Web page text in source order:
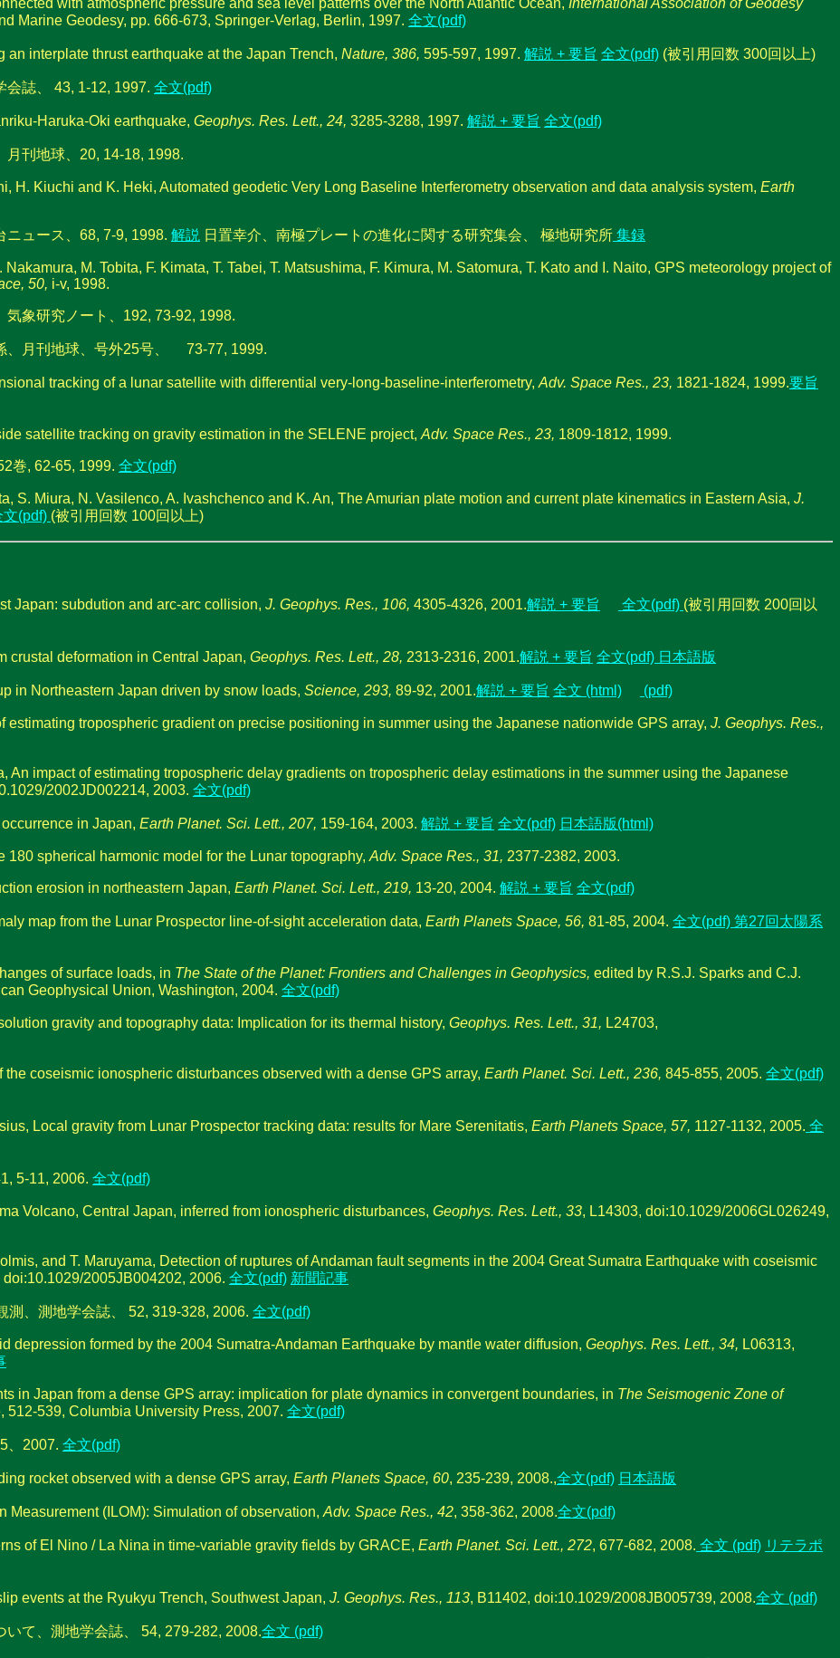
Marine Geodesy, pp. 666-673, Springer-Verlag, Berlin, 1997. 全文(pdf)
interplate thrust earthquake at the Japan Trench, Nature, 386, 595-597, 1997. 解説 + 要旨 全文(pdf) (被引用回数 300回以上)
会誌、 43, 1-12, 1997. 全文(pdf)
Haruka-Oki earthquake, Geophys. Res. Lett., 24, 3285-3288, 1997. 解説 + 要旨 全文(pdf)
刊地球、20, 14-18, 1998.
H. Kiuchi and K. Heki, Automated geodetic Very Long Baseline Interferometry observation and data analysis system, Earth
ニュース、68, 7-9, 1998. 解説 日置幸介、南極プレートの進化に関する研究集会、 極地研究所 集録
M. Tobita, F. Kimata, T. Tabei, T. Matsushima, F. Kimura, M. Satomura, T. Kato and I. Naito, GPS meteorology project of
50, i-v, 1998.
象研究ノート、192, 73-92, 1998.
、月刊地球、号外25号、 73-77, 1999.
tracking of a lunar satellite with differential very-long-baseline-interferometry, Adv. Space Res., 23, 1821-1824, 1999.要旨
satellite tracking on gravity estimation in the SELENE project, Adv. Space Res., 23, 1809-1812, 1999.
巻, 62-65, 1999. 全文(pdf)
S. Miura, N. Vasilenco, A. Ivashchenco and K. An, The Amurian plate motion and current plate kinematics in Eastern Asia, J.
文(pdf) (被引用回数 100回以上)
Japan: subdution and arc-arc collision, J. Geophys. Res., 106, 4305-4326, 2001.解説 + 要旨 全文(pdf) (被引用回数 200回以
crustal deformation in Central Japan, Geophys. Res. Lett., 28, 2313-2316, 2001.解説 + 要旨 全文(pdf) 日本語版
in Northeastern Japan driven by snow loads, Science, 293, 89-92, 2001.解説 + 要旨 全文 (html) (pdf)
estimating tropospheric gradient on precise positioning in summer using the Japanese nationwide GPS array, J. Geophys. Res.,
An impact of estimating tropospheric delay gradients on tropospheric delay estimations in the summer using the Japanese
2002JD002214, 2003. 全文(pdf)
in Japan, Earth Planet. Sci. Lett., 207, 159-164, 2003. 解説 + 要旨 全文(pdf) 日本語版(html)
180 spherical harmonic model for the Lunar topography, Adv. Space Res., 31, 2377-2382, 2003.
erosion in northeastern Japan, Earth Planet. Sci. Lett., 219, 13-20, 2004. 解説 + 要旨 全文(pdf)
map from the Lunar Prospector line-of-sight acceleration data, Earth Planets Space, 56, 81-85, 2004. 全文(pdf) 第27回太陽系
of surface loads, in The State of the Planet: Frontiers and Challenges in Geophysics, edited by R.S.J. Sparks and C.J.
Geophysical Union, Washington, 2004. 全文(pdf)
gravity and topography data: Implication for its thermal history, Geophys. Res. Lett., 31, L24703,
coseismic ionospheric disturbances observed with a dense GPS array, Earth Planet. Sci. Lett., 236, 845-855, 2005. 全文(pdf)
Local gravity from Lunar Prospector tracking data: results for Mare Serenitatis, Earth Planets Space, 57, 1127-1132, 2005. 全
5-11, 2006. 全文(pdf)
Volcano, Central Japan, inferred from ionospheric disturbances, Geophys. Res. Lett., 33, L14303, doi:10.1029/2006GL026249,
and T. Maruyama, Detection of ruptures of Andaman fault segments in the 2004 Great Sumatra Earthquake with coseismic
doi:10.1029/2005JB004202, 2006. 全文(pdf) 新聞記事
測、測地学会誌、 52, 319-328, 2006. 全文(pdf)
depression formed by the 2004 Sumatra-Andaman Earthquake by mantle water diffusion, Geophys. Res. Lett., 34, L06313,
in Japan from a dense GPS array: implication for plate dynamics in convergent boundaries, in The Seismogenic Zone of
512-539, Columbia University Press, 2007. 全文(pdf)
、2007. 全文(pdf)
rocket observed with a dense GPS array, Earth Planets Space, 60, 235-239, 2008.,全文(pdf) 日本語版
Measurement (ILOM): Simulation of observation, Adv. Space Res., 42, 358-362, 2008.全文(pdf)
of El Nino / La Nina in time-variable gravity fields by GRACE, Earth Planet. Sci. Lett., 272, 677-682, 2008. 全文 (pdf) リテラポ
events at the Ryukyu Trench, Southwest Japan, J. Geophys. Res., 113, B11402, doi:10.1029/2008JB005739, 2008.全文 (pdf)
て、測地学会誌、 54, 279-282, 2008.全文 (pdf)